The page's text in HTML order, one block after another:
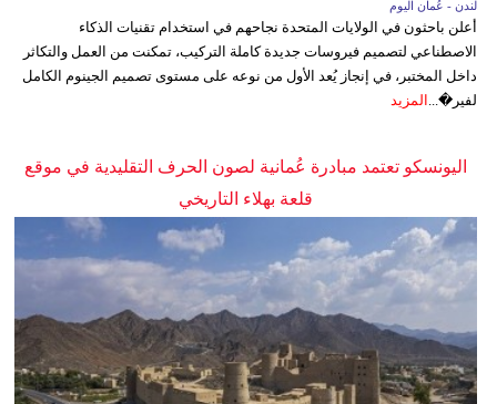
لندن - عُمان اليوم
أعلن باحثون في الولايات المتحدة نجاحهم في استخدام تقنيات الذكاء
الاصطناعي لتصميم فيروسات جديدة كاملة التركيب، تمكنت من العمل والتكاثر
داخل المختبر، في إنجاز يُعد الأول من نوعه على مستوى تصميم الجينوم الكامل
لفير�... المزيد
اليونسكو تعتمد مبادرة عُمانية لصون الحرف التقليدية في موقع
قلعة بهلاء التاريخي